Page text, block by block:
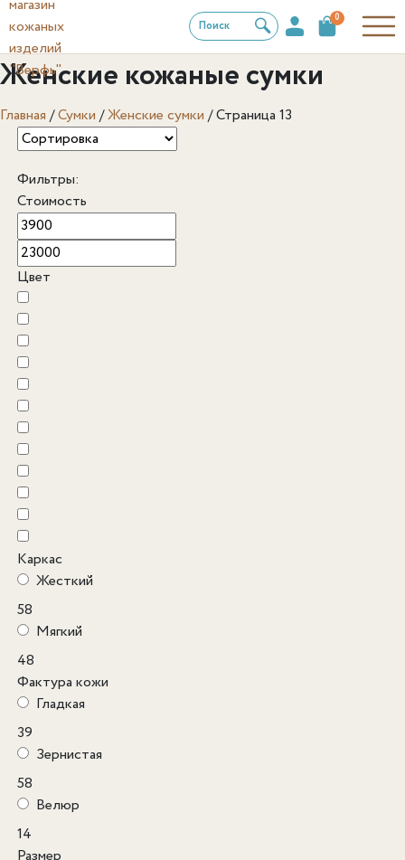
Поиск
0
Женские кожаные сумки
Главная /Сумки /Женские сумки /Страница 13
Фильтры:
Стоимость
Цвет
Каркас
Жесткий
58
Мягкий
48
Фактура кожи
Гладкая
39
Зернистая
58
Велюр
14